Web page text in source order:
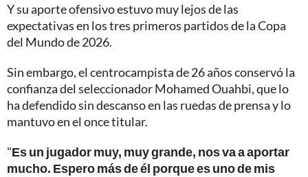
Y su aporte ofensivo estuvo muy lejos de las
expectativas en los tres primeros partidos de la Copa
del Mundo de 2026.
Sin embargo, el centrocampista de 26 años conservó la
confianza del seleccionador Mohamed Ouahbi, que lo
ha defendido sin descanso en las ruedas de prensa y lo
mantuvo en el once titular.
"Es un jugador muy, muy grande, nos va a aportar
mucho. Espero más de él porque es uno de mis